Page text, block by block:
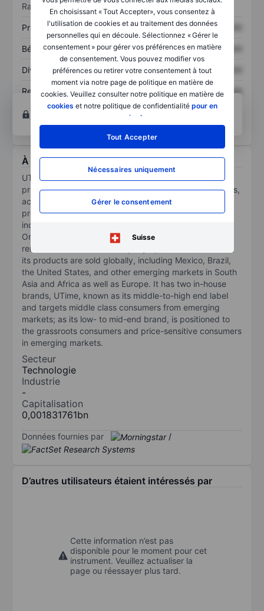
En choisissant « Tout Accepter», vous consentez à
l'utilisation de cookies et au traitement des données
personnelles qui en découle. Sélectionnez « Gérer le
consentement » pour gérer vos préférences en matière
de consentement. Vous pouvez modifier vos
préférences ou retirer votre consentement à tout
moment via notre page de politique en matière de
cookies. Veuillez consulter notre politique en matière de
cookies et notre politique de confidentialité pour en
savoir plus
Tout Accepter
Nécessaires uniquement
Gérer le consentement
Suisse
Ratios
Prix / ventes XXXXXXX XXXXXXX
Bénéfice par action XXXXXXX XXXXXXX
Dividende par action XXXXXXX XXXXXXX
Rendement des
capitaux propres
XXXXXXX
XXXXXXX
Ouvrir un compte pour accéder à d’autres outils
techniques et d’analyse.
À propos Feixiaohao Technology Inc.
UTime Ltd is engaged in the design, development,
production, sales and brand operation of mobile phones,
accessories and related consumer electronics. It also
provides Electronics Manufacturing Services (EMS),
including Original Equipment Manufacturer (OEM) and
Original Design Manufacturer (ODM) services, for
renowned brands. The company operates in China and
its products are sold globally, including Mexico, Brazil,
the United States, and other emerging markets in South
Asia and Africa as well as Europe. It has two in-house
brands, UTime, known as its middle-to-high end label
and targets middle class consumers from emerging
markets; as its low- to mid-end brand, is positioned to
the grassroots consumers and price-sensitive consumers
in emerging markets.
Secteur
Technologie
Industrie
-
Capitalisation
0,001831761bn
Données fournies par /
D’autres utilisateurs étaient intéressés par
Cette information n’est pas
disponible pour le moment pour cet
instrument. Veuillez actualiser la
page ou réessayer plus tard.